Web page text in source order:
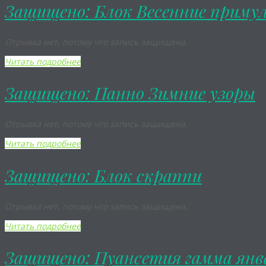
Защищено: Блок Весенние
Отрывка нет, потому что запись защищена.
Читать подробнее
Защищено: Панно Зимние узоры
Отрывка нет, потому что запись защищена.
Читать подробнее
Защищено: Блок скраппи
Отрывка нет, потому что запись защищена.
Читать подробнее
Защищено: Пуансетия гамма